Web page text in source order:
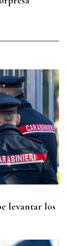
levantar los